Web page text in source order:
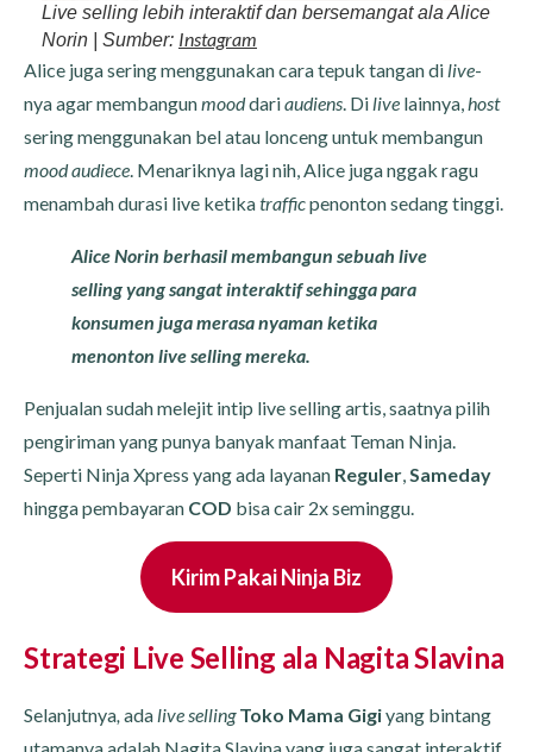
Live selling lebih interaktif dan bersemangat ala Alice
Norin | Sumber: Instagram
Alice juga sering menggunakan cara tepuk tangan di live-
nya agar membangunmooddariaudiens. Di live lainnya,host
sering menggunakan bel atau lonceng untuk membangun
mood audiece. Menariknya lagi nih, Alice juga nggak ragu
menambah durasi live ketikatrafficpenonton sedang tinggi.
Alice Norin berhasil membangun sebuah live
selling yang sangat interaktif sehingga para
konsumen juga merasa nyaman ketika
menonton live selling mereka.
Penjualan sudah melejit intip live selling artis, saatnya pilih
pengiriman yang punya banyak manfaat Teman Ninja.
Seperti Ninja Xpress yang ada layanan Reguler,Sameday
hingga pembayaran COD bisa cair 2x seminggu.
Kirim Pakai Ninja Biz
Strategi Live Selling ala Nagita Slavina
Selanjutnya ada live sellingToko Mama Gigiyang bintang
utamanya adalah Nagita Slavinayang juga sangat interaktif